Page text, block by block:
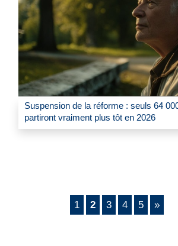
Suspension de la réforme : seuls 64
partiront vraiment plus tôt en 2026
1 2 3 4 5 »